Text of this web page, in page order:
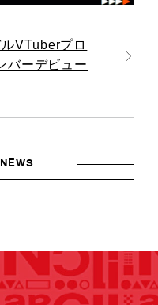
VTuberプロ
バーデビュー